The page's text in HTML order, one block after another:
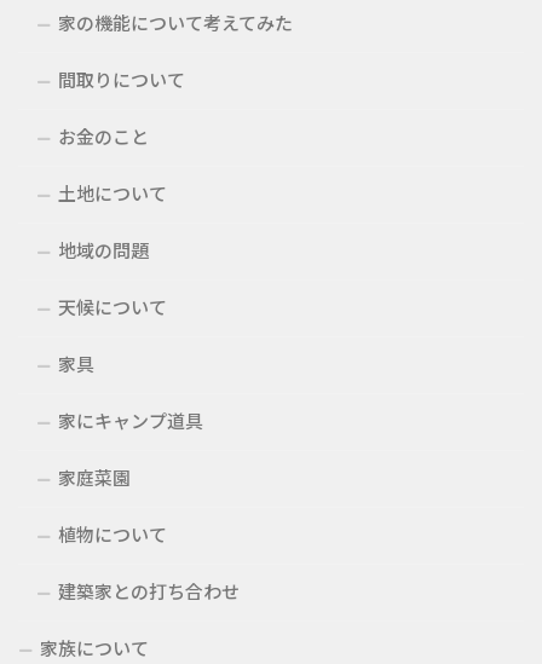
家の機能について考えてみた
間取りについて
お金のこと
土地について
地域の問題
天候について
家具
家にキャンプ道具
家庭菜園
植物について
建築家との打ち合わせ
家族について